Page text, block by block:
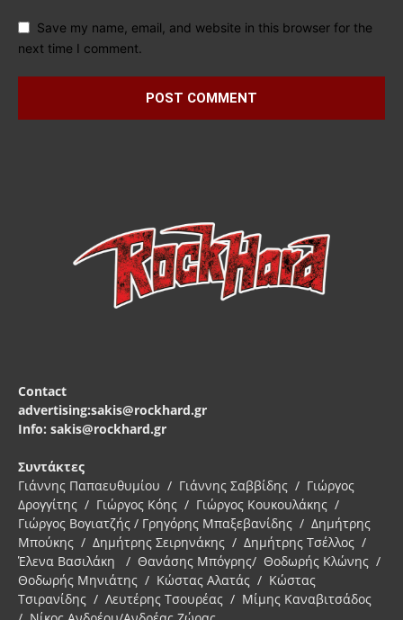
Save my name, email, and website in this browser for the
next time I comment.
Contact
advertising:sakis@rockhard.gr
Info: sakis@rockhard.gr
Συντάκτες
Γιάννης Παπαευθυμίου / Γιάννης Σαββίδης / Γιώργος
Δρογγίτης / Γιώργος Κόης / Γιώργος Κουκουλάκης /
Γιώργος Βογιατζής / Γρηγόρης Μπαξεβανίδης / Δημήτρης
Μπούκης / Δημήτρης Σειρηνάκης / Δημήτρης Τσέλλος /
Έλενα Βασιλάκη / Θανάσης Μπόγρης/ Θοδωρής Κλώνης /
Θοδωρής Μηνιάτης / Κώστας Αλατάς / Κώστας
Τσιρανίδης / Λευτέρης Τσουρέας / Μίμης Καναβιτσάδος